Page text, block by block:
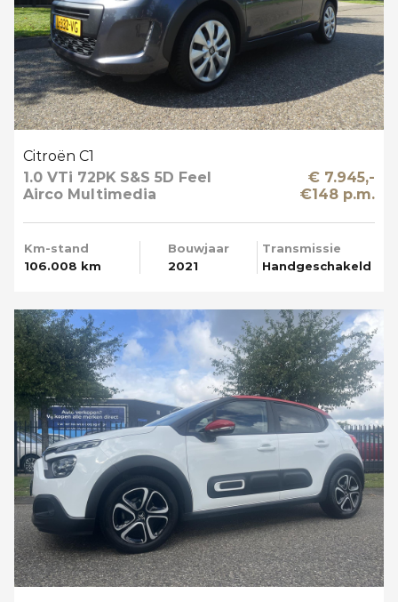
Citroën C1
1.0 VTi 72PK S&S 5D Feel
Airco Multimedia
€ 7.945,-
€148 p.m.
Km-stand
106.008 km
Bouwjaar
2021
Transmissie
Handgeschakeld